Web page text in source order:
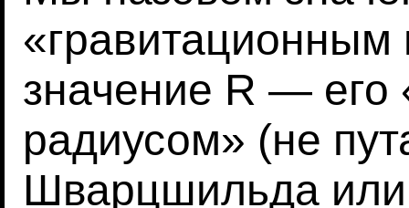
значение R — его
радиусом» (не
Шварцшильда